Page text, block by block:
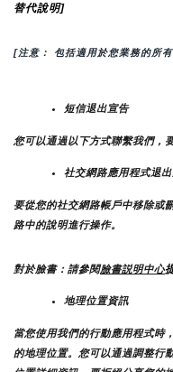
替代說明]
[注意： 包括適用於您業務的所
短信退出宣告
您可以通過以下方式聯繫我們，
社交網路應用程式退
要從您的社交網路帳戶中移除或
路中的說明進行操作。
對於臉書：請參閱臉書説明中心
地理位置資訊
當您使用我們的行動應用程式時
的地理位置。您可以通過調整行